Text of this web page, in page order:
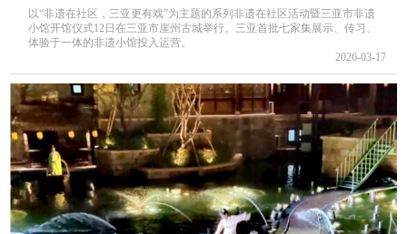
以“非遗在社区，三亚更有戏”为主题的系列非遗在社区活动暨三亚市非遗
小馆开馆仪式12日在三亚市崖州古城举行。三亚首批七家集展示、传习、
体验于一体的非遗小馆投入运营。
2026-03-17